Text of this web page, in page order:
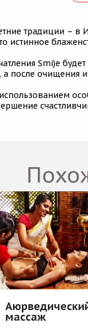
традиции
истинное
Smi)e
после очищения
массаж